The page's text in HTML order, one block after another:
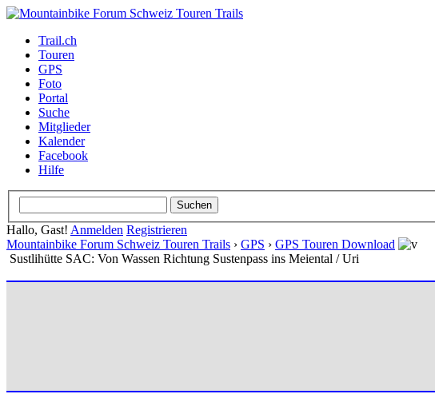
Trail.ch
Touren
GPS
Foto
Portal
Suche
Mitglieder
Kalender
Facebook
Hilfe
Hallo, Gast! Anmelden Registrieren
Mountainbike Forum Schweiz Touren Trails › GPS › GPS Touren Download
Sustlihütte SAC: Von Wassen Richtung Sustenpass ins Meiental / Uri